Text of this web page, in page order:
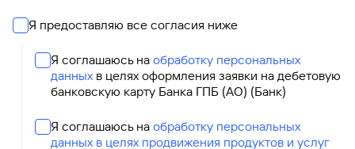
Я предоставляю все согласия ниже
Я соглашаюсь на обработку персональных
данных в целях оформления заявки на дебетовую
банковскую карту Банка ГПБ (АО) (Банк)
Я соглашаюсь на обработку персональных
данных в целях продвижения продуктов и услуг